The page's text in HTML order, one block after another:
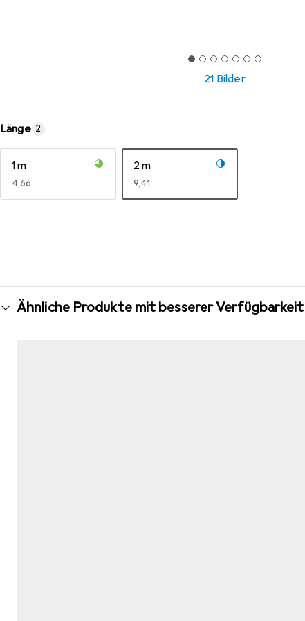
21 Bilder
Länge 2
1 m
EUR
4,66
2 m
EUR
9,41
Ähnliche Produkte mit besserer Verfügbarkeit